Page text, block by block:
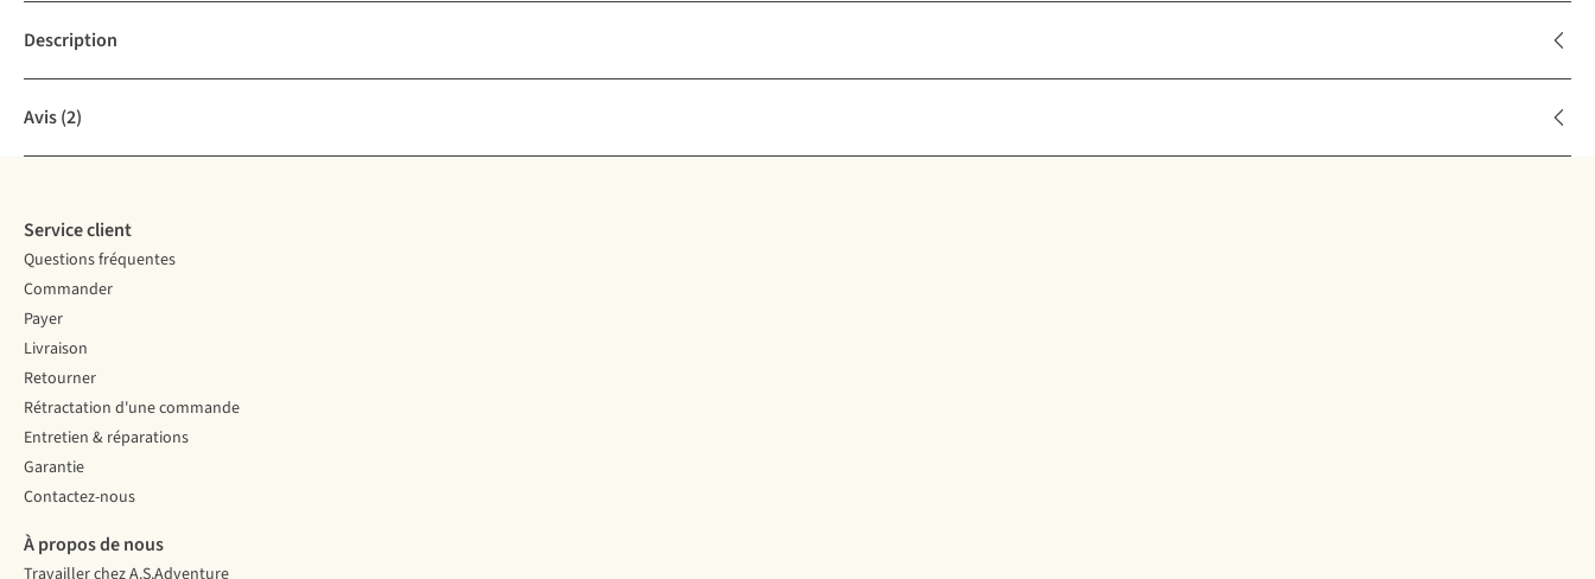
Description
Avis(2)
Service client
Questions fréquentes
Commander
Payer
Livraison
Retourner
Rétractation d'une commande
Entretien & réparations
Garantie
Contactez-nous
À propos de nous